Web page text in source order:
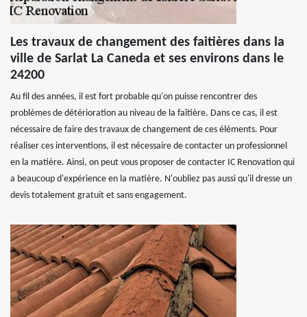
Les travaux de changement des faitières dans la
ville de Sarlat La Caneda et ses environs dans le
24200
Au fil des années, il est fort probable qu'on puisse rencontrer des
problèmes de détérioration au niveau de la faîtière. Dans ce cas, il est
nécessaire de faire des travaux de changement de ces éléments. Pour
réaliser ces interventions, il est nécessaire de contacter un professionnel
en la matière. Ainsi, on peut vous proposer de contacter IC Renovation qui
a beaucoup d'expérience en la matière. N'oubliez pas aussi qu'il dresse un
devis totalement gratuit et sans engagement.